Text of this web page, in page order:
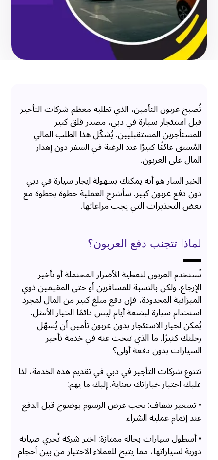
تُصبح عربون التأمين، الذي تطلبه معظم شركات التأجير
قبل استئجار سيارة في دبي، مصدر قلق كبير
للمستأجرين المستقبليين. يُشكّل هذا الطلب المالي
المُسبق عائقًا كبيرًا عند الرغبة في السفر دون إهدار
المال على العربون.
الخبر السار هو أنه يمكنك بسهولة ايجار سيارة في دبي
دون دفع عربون كبير. سأشرح العملية خطوة بخطوة مع
بعض التحذيرات التي يجب مراعاتها.
لماذا تتجنب دفع العربون؟
تُستخدم العربون لتغطية الأضرار المحتملة أو تأخير
الإرجاع. ولكن بالنسبة للمسافرين أو حتى المقيمين ذوي
الميزانية المحدودة، فإن دفع مبلغ كبير من المال لمجرد
استخدام سيارة لبضعة أيام ليس دائمًا الخيار الأمثل.
يُمكن لخيار الاستئجار بدون عربون تأمين أن يُسهّل
رحلتك كثيرًا. ما الذي تبحث عنه في خدمة تأجير
السيارات بدون دفعة أولى؟
تتنوع شركات التأجير في دبي في تقديم هذه الخدمة، لذا
عليك اختيار خياراتك بعناية. إليك ما يهم:
• تسعير شفاف: يجب عرض الرسوم بوضوح قبل الدفع
عند إتمام عملية الشراء.
• أسطول سيارات بحالة ممتازة: اختر شركة تُجري صيانة
دورية لسياراتها، مما يتيح للعملاء الاختيار من بين أحجام